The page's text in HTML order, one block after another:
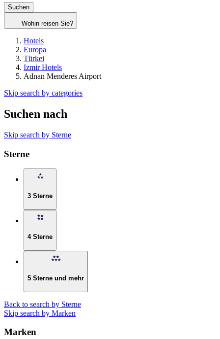
Suchen
Wohin reisen Sie?
Hotels
Europa
Türkei
Izmir Hotels
Adnan Menderes Airport
Skip search by categories
Suchen nach
Skip search by Sterne
Sterne
3 Sterne
4 Sterne
5 Sterne und mehr
Back to search by Sterne
Skip search by Marken
Marken